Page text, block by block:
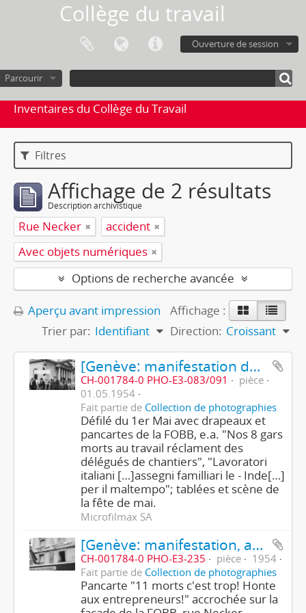
Collège du travail
Ouverture de session
Parcourir
Inventaires du Collège du Travail
Filtres
Affichage de 2 résultats
Description archivistique
Rue Necker
accident
Avec objets numériques
Options de recherche avancée
Aperçu avant impression
Affichage :
Trier par: Identifiant Direction: Croissant
[Genève: manifestation du 1er Mai 1954
CH-001784-0 PHO-E3-083/091
pièce
01.05.1954
Fait partie de Collection de photographies
Défilé du 1er Mai avec drapeaux et
pancartes de la FOBB, e.a. "Nos 8 gars
morts au travail réclament des
délégués de chantiers", "Lavoratori
italiani […]assegni familliari le - Inde[…]
per il maltempo"; tablées et scène de
la fête de mai.
Microfilmax SA
[Genève: manifestation, accident de chantier]
CH-001784-0 PHO-E3-235 pièce
1954
Fait partie de Collection de photographies
Pancarte "11 morts c'est trop! Honte
aux entrepreneurs!" accrochée sur la